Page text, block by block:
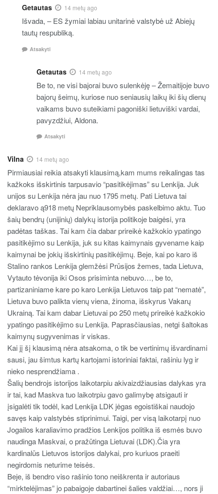
Getautas 14 metų ago
Išvada, – ES žymiai labiau unitarinė valstybė už Abiejų
tautų respubliką.
Atsakyti
Getautas 14 metų ago
Be to, ne visi bajorai buvo sulenkėję – Žemaitijoje buvo
bajorų šeimų, kuriose nuo seniausių laikų iki šių dienų
vaikams buvo suteikiami pagoniški lietuviški vardai,
pavyzdžiui, Aldona.
Atsakyti
Vilna 14 metų ago
Pirmiausiai reikia atsakyti klausimą,kam mums reikalingas tas
kažkoks išskirtinis tarpusavio “pasitikėjimas” su Lenkija. Juk
unijos su Lenkija nėra jau nuo 1795 metų. Pati Lietuva tai
deklaravo ą918 metų Nepriklausomybės paskelbimo aktu. Tuo
šaių bendrų (unijinių) dalykų istorija politikoje baigėsi, yra
padėtas taškas. Tai kam čia dabar prireikė kažkokio ypatingo
pasitikėjimo su Lenkija, juk su kitas kaimynais gyvename kaip
kaimynai be jokių išskirtinių pasitikėjimų. Beje, kai po karo iš
Stalino rankos Lenkija glemžėsi Prūsijos žemes, tada Lietuva,
Vytauto tėvonija iki Osos prisiminta nebuvo…, be to,
partizaniniame kare po karo Lenkija Lietuvos taip pat “nematė”,
Lietuva buvo palikta vienų viena, žinoma, išskyrus Vakarų
Ukrainą. Tai kam dabar Lietuvai po 250 metų prireikė kažkokio
ypatingo pasitikėjimo su Lenkija. Paprasčiausias, netgi šaltokas
kaimynų sugyvenimas ir viskas.
Kai jį šį klausimą nėra atsakoma, o tik be vertinimų išvardinami
sausi, jau šimtus kartų kartojami istoriniai faktai, rašiniu lyg ir
nieko nesprendžiama .
Šalių bendrojs istorijos laikotarpiu akivaizdžiausias dalykas yra
ir tai, kad Maskva tuo laikotrpiu gavo galimybę atsigauti ir
įsigalėti tik todėl, kad Lenkija LDK jėgas egoistiškai naudojo
savęs kaip valstybės stiprinimui. Taigi, per visą laikotarpį nuo
Jogailos karaliavimo pradžios Lenkijos politika iš esmės buvo
naudinga Maskvai, o pražūtinga Lietuvai (LDK).Čia yra
kardinalūs Lietuvos istorijos dalykai, pro kuriuos praeiti
negirdomis neturime teisės.
Beje, iš bendro viso rašinio tono neiškrenta ir autoriaus
“mirktelėjimas” jo pabaigoje dabartinei šalies valdžiai…, nors ji